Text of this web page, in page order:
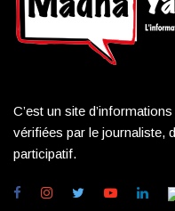
C’est un site
vérifiées par le journaliste,
participatif.